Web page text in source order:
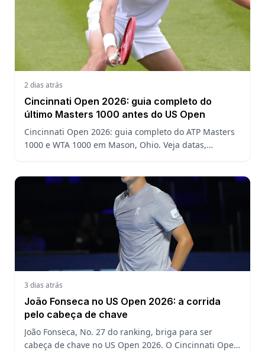
2 dias atrás
Cincinnati Open 2026: guia completo do
último Masters 1000 antes do US Open
Cincinnati Open 2026: guia completo do ATP Masters
1000 e WTA 1000 em Mason, Ohio. Veja datas,
3 dias atrás
João Fonseca no US Open 2026: a corrida
pelo cabeça de chave
João Fonseca, No. 27 do ranking, briga para ser
cabeça de chave no US Open 2026. O Cincinnati Open